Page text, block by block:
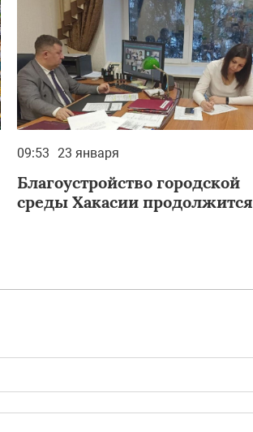
09:53 23 января
Благоустройство городской
среды Хакасии продолжится